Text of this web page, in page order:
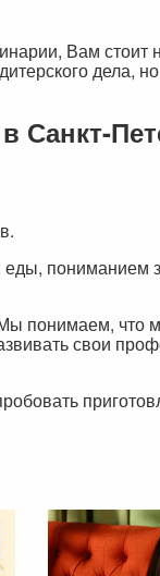
Вам стоит
дела,
Санкт-
пониманием
понимаем, что
свои